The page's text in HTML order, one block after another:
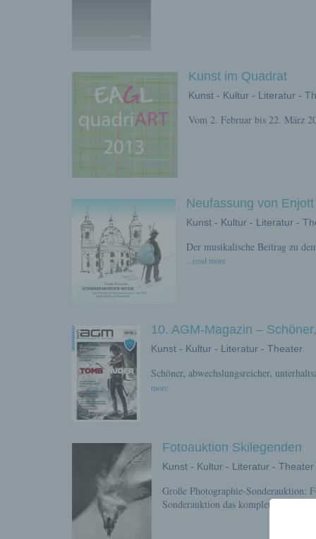
Kunst im Quadrat
Kunst - Kultur - Literatur -
Vom 2. Februar bis 22. März
Neufassung von
Kunst - Kultur - Literatur -
Der musikalische Beitrag zu
...read more
10. AGM-Magazin –
Kunst - Kultur - Literatur - Theater
Schöner, abwechslungsreicher,
more
Fotoauktion Skilegenden
Kunst - Kultur - Literatur - Theater
Große Photographie-Sonderauktion:
Sonderauktion das komplette